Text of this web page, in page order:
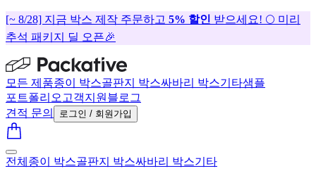
[~ 8/28] 지금 박스 제작 주문하고 5% 할인 받으세요! 🌕 미리
추석 패키지 딜 오픈🎉
모든 제품종이 박스골판지 박스싸바리 박스기타샘플
포트폴리오 고객지원 블로그
견적 문의
로그인 / 회원가입
전체 종이 박스골판지 박스싸바리 박스기타